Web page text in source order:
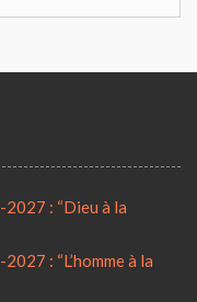
: “Dieu à la
: “L’homme à la